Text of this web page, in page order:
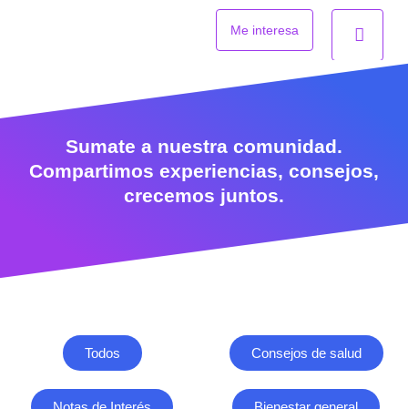
Me interesa
Sumate a nuestra comunidad.
Compartimos experiencias, consejos,
crecemos juntos.
Todos Consejos de salud